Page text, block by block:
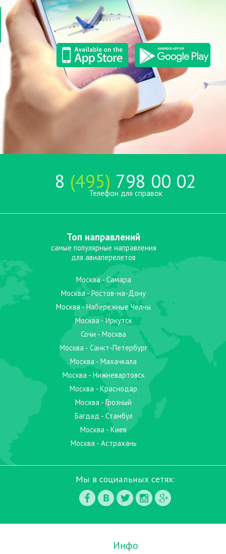
8 (495) 798 00 02
Телефон для справок
Топ направлений
самые популярные направления
для авиаперелетов
Москва - Самара
Москва - Ростов-на-Дону
Москва - Набережные Челны
Москва - Иркутск
Сочи - Москва
Москва - Санкт-Петербург
Москва - Махачкала
Москва - Нижневартовск
Москва - Краснодар
Москва - Грозный
Багдад - Стамбул
Москва - Киев
Москва - Астрахань
Мы в социальных сетях:
Инфо